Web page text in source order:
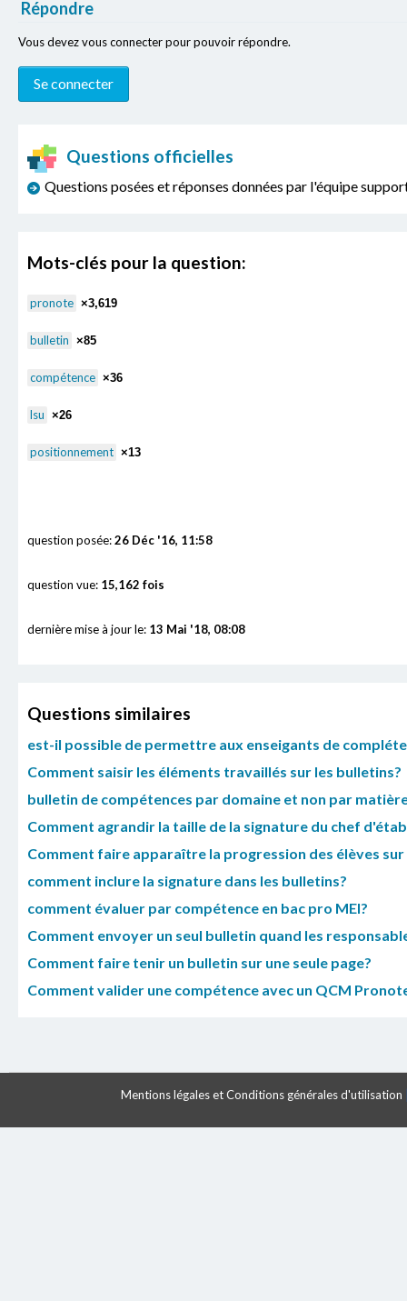
Répondre
Vous devez vous connecter pour pouvoir répondre.
Questions officielles
Questions posées et réponses données par l'équipe
Mots-clés pour la question:
pronote ×3,619
bulletin ×85
compétence ×36
lsu ×26
positionnement ×13
question posée:26 Déc '16, 11:58
question vue: 15,162 fois
dernière mise à jour le: 13 Mai '18, 08:08
Questions similaires
est-il possible de permettre aux enseigants de
Comment saisir les éléments travaillés sur les bulletins?
bulletin de compétences par domaine et non par
Comment agrandir la taille de la signature du chef
Comment faire apparaître la progression des élèves
comment inclure la signature dans les bulletins?
comment évaluer par compétence en bac pro MEI?
Comment envoyer un seul bulletin quand les
Comment faire tenir un bulletin sur une seule page?
Comment valider une compétence avec un QCM
Mentions légales et Conditions générales d'utilisation